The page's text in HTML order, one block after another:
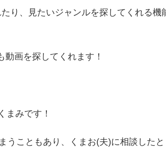
り、見たいジャンルを探してくれる機
画を探してくれます！
まみです！
うこともあり、くまお(夫)に相談したと